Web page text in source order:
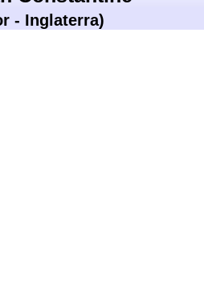
- Inglaterra)